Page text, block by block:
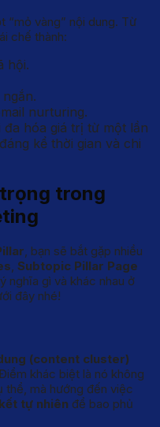
“mỏ vàng” nội dung. Từ
chế thành:
hội.
nurturing.
hóa giá trị từ một lần
kể thời gian và chi
trong
, bạn sẽ bắt gặp nhiều
, Subtopic Pillar Page
nghĩa gì và khác nhau ở
đây nhé!
(content cluster)
khác biệt là nó không
mà hướng đến việc
tự nhiên để bao phủ